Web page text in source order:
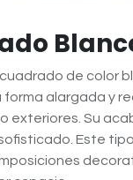
de color
alargada y
exteriores. Su
Este